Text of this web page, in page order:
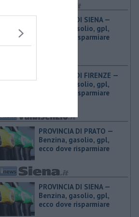
PROVINCIA DI SIENA — ​
Benzina, gasolio, gpl,
ecco dove risparmiare
PROVINCIA DI FIRENZE — ​
Benzina, gasolio, gpl,
ecco dove risparmiare
PROVINCIA DI PRATO — ​
Benzina, gasolio, gpl,
ecco dove risparmiare
PROVINCIA DI SIENA — ​
Benzina, gasolio, gpl,
ecco dove risparmiare